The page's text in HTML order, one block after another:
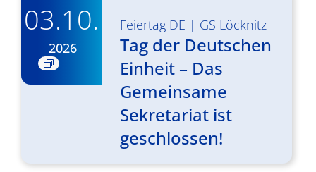
03.10.
2026
Feiertag DE | GS Löcknitz
Tag der Deutschen
Einheit – Das
Gemeinsame
Sekretariat ist
geschlossen!